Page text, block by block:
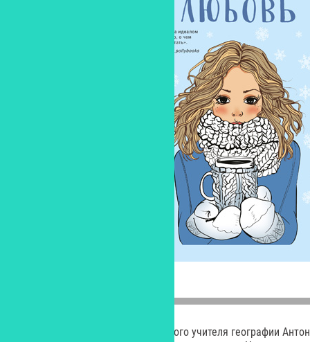
И не в одноклассника, а в молодого учителя географии